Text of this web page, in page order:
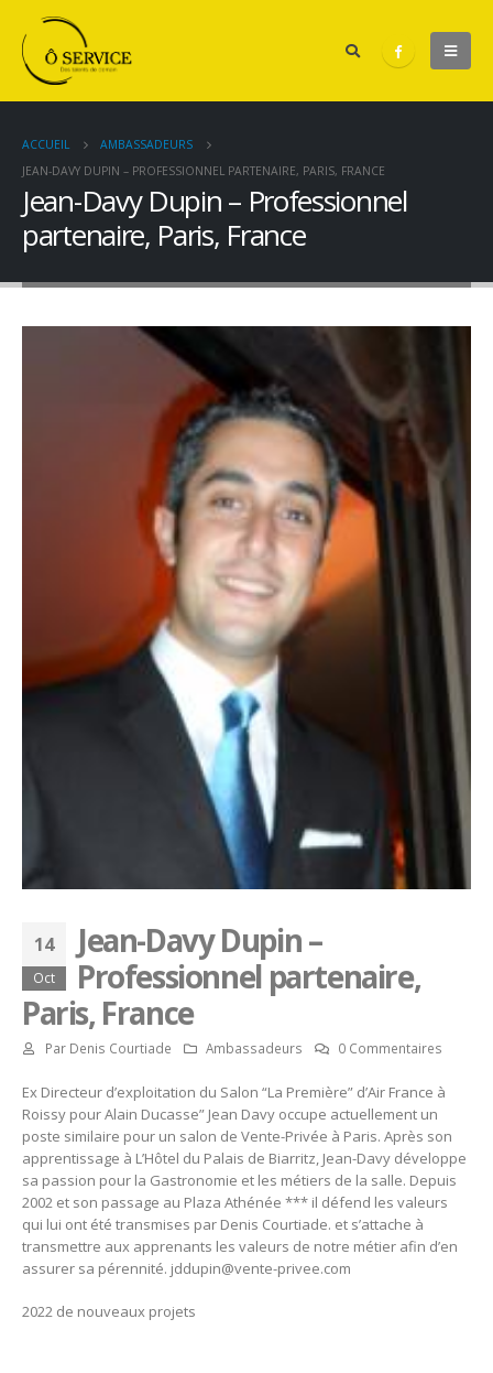
ACCUEIL
AMBASSADEURS
JEAN-DAVY DUPIN – PROFESSIONNEL PARTENAIRE, PARIS, FRANCE
Jean-Davy Dupin – Professionnel
partenaire, Paris, France
14
Oct
Jean-Davy Dupin –
Professionnel partenaire,
Paris, France
Par Denis Courtiade Ambassadeurs 0 Commentaires
Ex Directeur d’exploitation du Salon “La Première” d’Air France à
Roissy pour Alain Ducasse” Jean Davy occupe actuellement un
poste similaire pour un salon de Vente-Privée à Paris. Après son
apprentissage à L’Hôtel du Palais de Biarritz, Jean-Davy développe
sa passion pour la Gastronomie et les métiers de la salle. Depuis
2002 et son passage au Plaza Athénée *** il défend les valeurs
qui lui ont été transmises par Denis Courtiade. et s’attache à
transmettre aux apprenants les valeurs de notre métier afin d’en
assurer sa pérennité. jddupin@vente-privee.com
2022 de nouveaux projets